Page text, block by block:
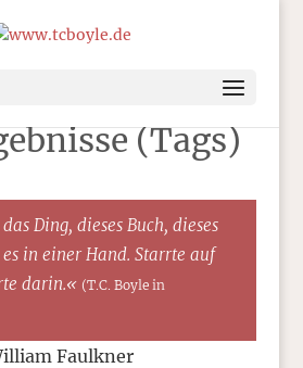
(Tags)
Ding, dieses Buch, dieses
in einer Hand. Starrte auf
darin.« (T.C. Boyle in
Faulkner